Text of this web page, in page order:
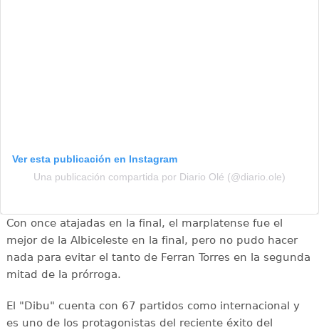
Ver esta publicación en Instagram
Una publicación compartida por Diario Olé (@diario.ole)
Con once atajadas en la final, el marplatense fue el
mejor de la Albiceleste en la final, pero no pudo hacer
nada para evitar el tanto de Ferran Torres en la segunda
mitad de la prórroga.
El "Dibu" cuenta con 67 partidos como internacional y
es uno de los protagonistas del reciente éxito del